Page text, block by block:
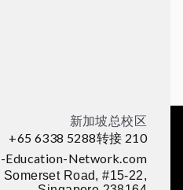
新加坡总校区
+65 6338 5288转接 210
Education-Network.com
Somerset Road, #15-22,